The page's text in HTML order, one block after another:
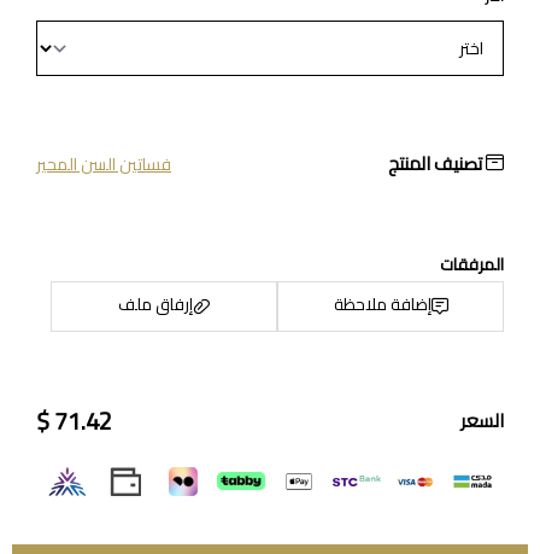
تصنيف المنتج فساتين السن المحير
المرفقات
إضافة ملاحظة
إرفاق ملف
السعر 71.42 $